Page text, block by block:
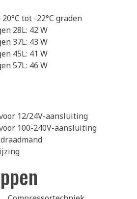
tot -22°C graden
28L: 42 W
37L: 43 W
45L: 41 W
57L: 46 W
12/24V-aansluiting
100-240V-aansluiting